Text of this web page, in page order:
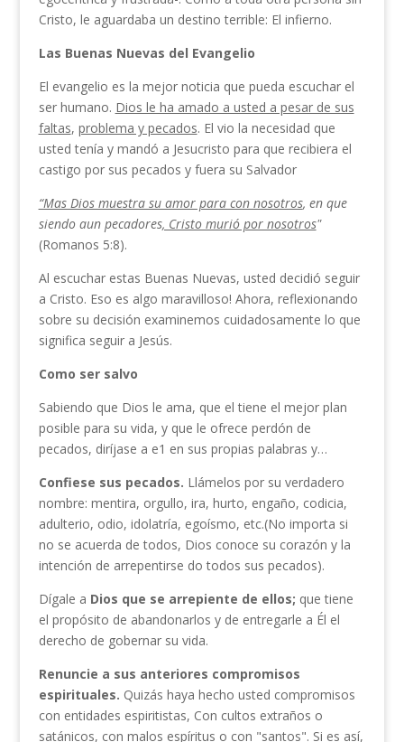
Cristo, le aguardaba un destino terrible: El infierno.
Las Buenas Nuevas del Evangelio
El evangelio es la mejor noticia que pueda escuchar el
ser humano. Dios le ha amado a usted a pesar de sus
faltas, problema y pecados. El vio la necesidad que
usted tenía y mandó a Jesucristo para que recibiera el
castigo por sus pecados y fuera su Salvador
“Mas Dios muestra su amor para con nosotros, en que
siendo aun pecadores, Cristo murió por nosotros"
(Romanos 5:8).
Al escuchar estas Buenas Nuevas, usted decidió seguir
a Cristo. Eso es algo maravilloso! Ahora, reflexionando
sobre su decisión examinemos cuidadosamente lo que
significa seguir a Jesús.
Como ser salvo
Sabiendo que Dios le ama, que el tiene el mejor plan
posible para su vida, y que le ofrece perdón de
pecados, diríjase a e1 en sus propias palabras y…
Confiese sus pecados. Llámelos por su verdadero
nombre: men­tira, orgullo, ira, hurto, engaño, codicia,
adulterio, odio, idolatría, egoísmo, etc.(No importa si
no se acuerda de todos, Dios conoce su corazón y la
intención de arrepentirse do todos sus pecados).
Dígale a Dios que se arrepiente de ellos; que tiene
el propósito de abandonarlos y de entregarle a Él el
derecho de gobernar su vida.
Renuncie a sus anteriores compromisos
espirituales. Quizás haya hecho usted compromisos
con entidades espiritistas, Con cultos extraños o
satánicos, con ma­los espíritus o con "santos". Si es así,